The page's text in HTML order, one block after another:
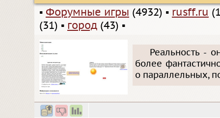
▪ Форумные игры (4932) ▪ rusff.ru
(31) ▪ город (43) ▪
Реальность -
более
о параллельных,